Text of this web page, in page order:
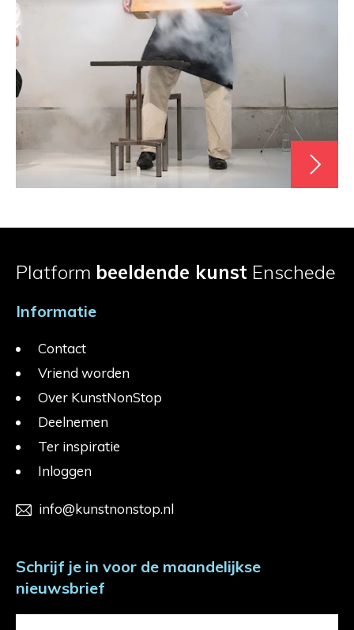
Platform beeldende kunst Enschede
Informatie
Contact
Vriend worden
Over KunstNonStop
Deelnemen
Ter inspiratie
Inloggen
info@kunstnonstop.nl
Schrijf je in voor de maandelijkse
nieuwsbrief